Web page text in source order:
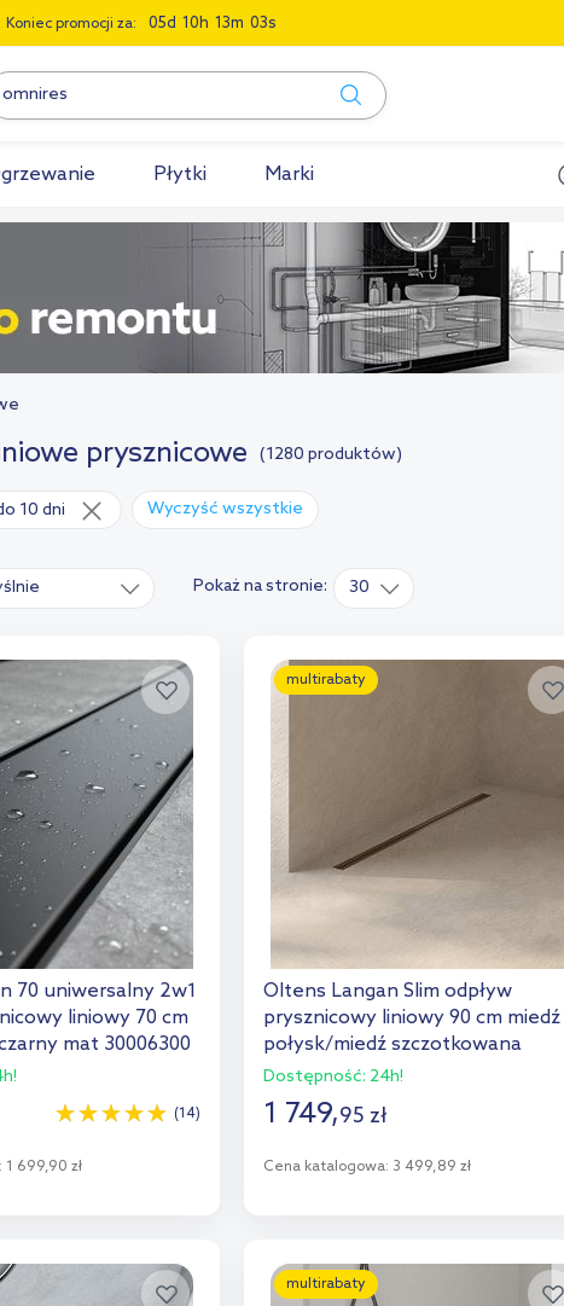
Koniec promocji za: 05 10 13 02
Płytki Marki
prysznicowe (1280 produktów)
10 dni Wyczyść wszystkie
Pokaż na stronie: 30
70 uniwersalny 2w1
liniowy 70 cm
mat 30006300
1 699,90 zł
(14)
do porównania
multirabaty
Oltens Langan Slim odpływ
prysznicowy liniowy 90 cm miedź
połysk/miedź szczotkowana
30012610
Dostępność: 24h!
1 749,95 zł
Cena katalogowa: 3 499,89 zł
Dodaj do porównania
multirabaty